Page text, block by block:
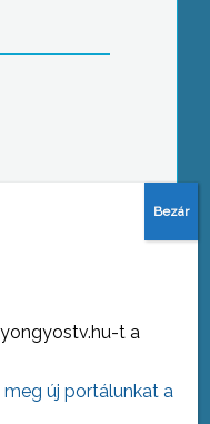
részt
az
idejét
t a
meg új portálunkat a